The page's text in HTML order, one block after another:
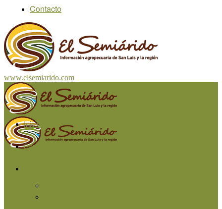
Contacto
www.elsemiarido.com
Inicio
San Luis